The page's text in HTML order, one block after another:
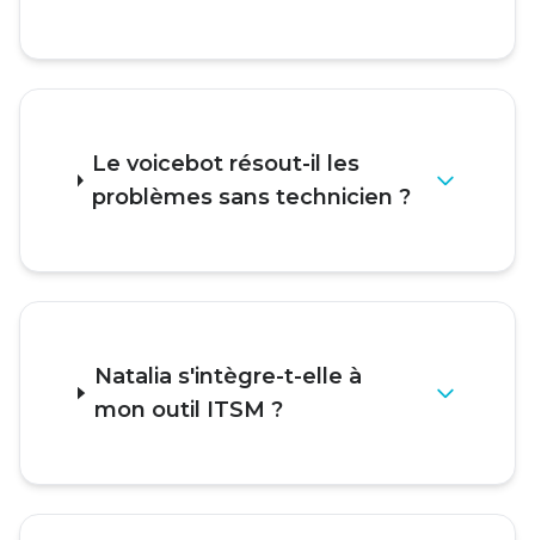
Le voicebot résout-il les
problèmes sans technicien ?
Natalia s'intègre-t-elle à
mon outil ITSM ?